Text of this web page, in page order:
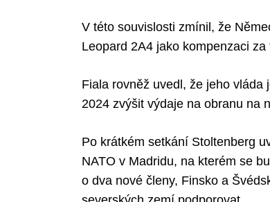
V této souvislosti zmínil, že
Leopard 2A4 jako kompenzaci
Fiala rovněž uvedl, že jeho vláda
2024 zvýšit výdaje na obranu na
Po krátkém setkání Stoltenberg
NATO v Madridu, na kterém se
o dva nové členy, Finsko a